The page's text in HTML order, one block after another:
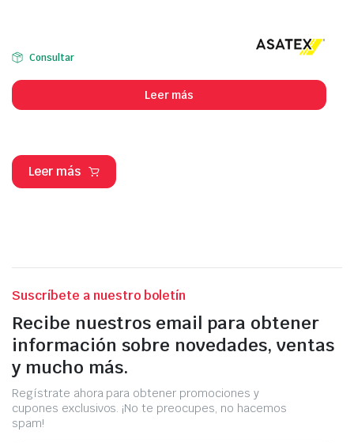
Consultar
Leer más
Leer más
Suscríbete a nuestro boletín
Recibe nuestros email para obtener
información sobre novedades, ventas
y mucho más.
Regístrate ahora para obtener promociones y
cupones exclusivos. ¡No te preocupes, no hacemos
spam!